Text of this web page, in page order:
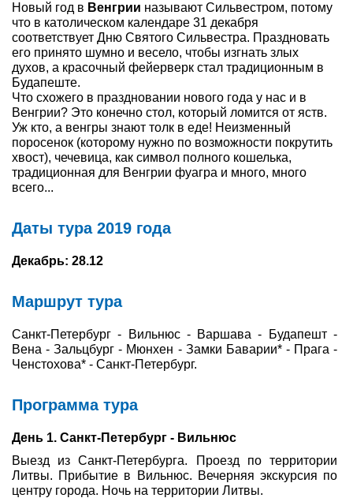
Туры по России
Автобусные туры
Круизы
Туры на пароме
Авиабилеты
Туристическая страховка
Новый год в Венгрии называют Сильвестром, потому
что в католическом календаре 31 декабря
соответствует Дню Святого Сильвестра. Праздновать
его принято шумно и весело, чтобы изгнать злых
духов, а красочный фейерверк стал традиционным в
Будапеште.
Что схожего в праздновании нового года у нас и в
Венгрии? Это конечно стол, который ломится от яств.
Уж кто, а венгры знают толк в еде! Неизменный
поросенок (которому нужно по возможности покрутить
хвост), чечевица, как символ полного кошелька,
традиционная для Венгрии фуагра и много, много
всего...
Даты тура 2019 года
Декабрь: 28.12
Маршрут тура
Санкт-Петербург - Вильнюс - Варшава - Будапешт -
Вена - Зальцбург - Мюнхен - Замки Баварии* - Прага -
Ченстохова* - Санкт-Петербург.
Программа тура
День 1. Санкт-Петербург - Вильнюс
Выезд из Санкт-Петербурга. Проезд по территории
Литвы. Прибытие в Вильнюс. Вечерняя экскурсия по
центру города. Ночь на территории Литвы.